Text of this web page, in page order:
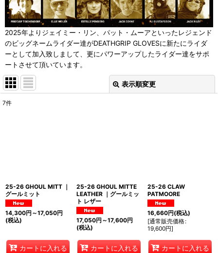
2025年よりジェイミー・リン、パット・ムーアといったレジェンド
のビッグネームライダー達がDEATHGRIP GLOVESに新たにライダ
ーとして加入致しまして、更にパワーアップしたライダー達をサポ
ートさせて頂いています。
表示順変更
7件
25-26 GHOUL MITT ｜
グールミット
14,300円 ～17,050円
(税込)
カートに入れる
25-26 GHOUL MITTE
LEATHER ｜グールミッ
ト レザー
17,050円 ～17,600円
(税込)
カートに入れる
25-26 CLAW
PATMOORE
16,660円(税込)
[通常販売価格:
19,600円]
カートに入れる